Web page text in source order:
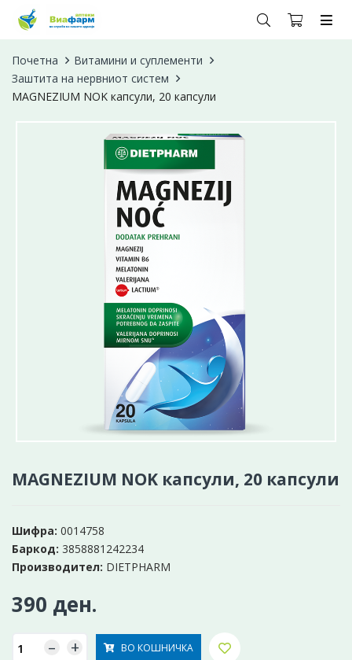
Почетна
Витамини и суплементи
Заштита на нервниот систем
MAGNEZIUM NOK капсули, 20 капсули
MAGNEZIUM NOK капсули, 20 капсули
Шифра: 0014758
Баркод: 3858881242234
Производител: DIETPHARM
390 ден.
– + ВО КОШНИЧКА